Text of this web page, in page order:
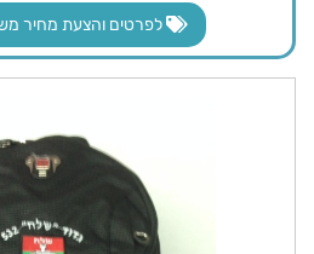
לפרטים והצעת מחיר